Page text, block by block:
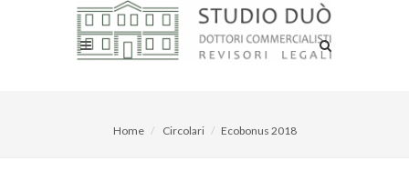
Home Circolari Ecobonus 2018